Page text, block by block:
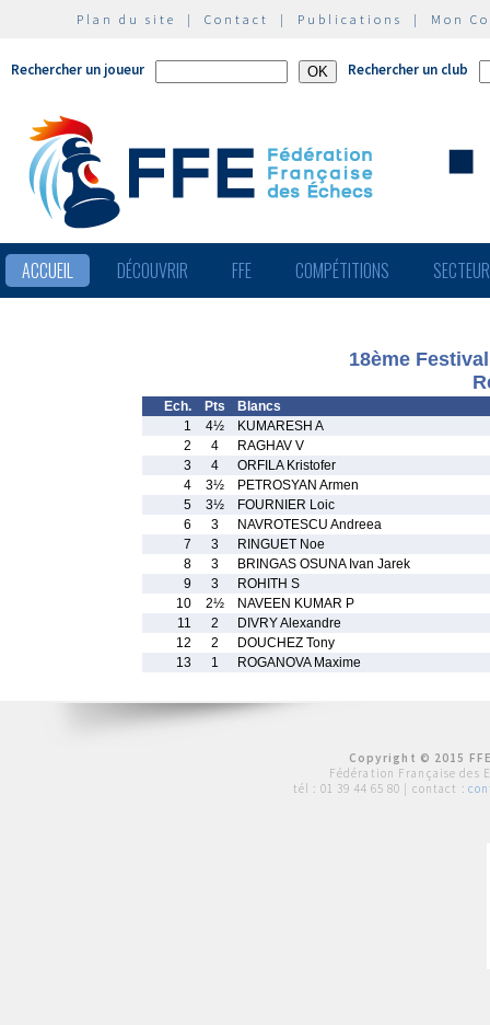
Plan du site | Contact | Publications | Mon
Rechercher un joueur Rechercher un club
ACCUEIL DÉCOUVRIR FFE COMPÉTITIONS
18ème
Ech. Pts
Blancs
1
4½
KUMARESH A
2
4
RAGHAV V
3
4
ORFILA Kristofer
4
3½
PETROSYAN Armen
5
3½
FOURNIER Loic
6
3
NAVROTESCU Andreea
7
3
RINGUET Noe
8
3
BRINGAS OSUNA Ivan Jarek
9
3
ROHITH S
10
2½
NAVEEN KUMAR P
11
2
DIVRY Alexandre
12
2
DOUCHEZ Tony
13
1 ROGANOVA Maxime
Copyright © 2015
Fédération Française des
tél : 01 39 44 65 80 | contact :